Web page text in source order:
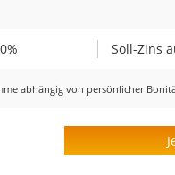
Soll-Zins
abhängig von persönlicher